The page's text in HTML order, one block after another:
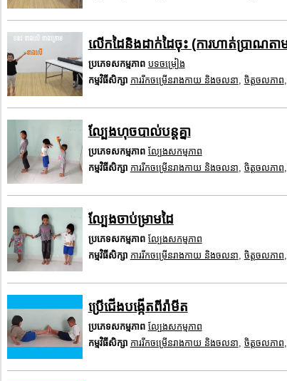
លើកដៃនិងដាក់ដៃចុះ (ការហាត់ប្រាណតាម
ប្រភេទសកម្មភាព បទចម្រៀង
កម្មវិធីសិក្សា ការរីកចម្រើនរាងកាយ និងចលនា ចិត្តចលភាព
ល្បែងហុចបាល់បន្តគ្នា
ប្រភេទសកម្មភាព ល្បែងសកម្មភាព
កម្មវិធីសិក្សា ការរីកចម្រើនរាងកាយ និងចលនា ចិត្តចលភាព
ល្បែងចាប់ម្រាមដៃ
ប្រភេទសកម្មភាព ល្បែងសកម្មភាព
កម្មវិធីសិក្សា ការរីកចម្រើនរាងកាយ និងចលនា ចិត្តចលភាព
ប្រើជើងបង្កើតពីរ៉ាមីត
ប្រភេទសកម្មភាព ល្បែងសកម្មភាព
កម្មវិធីសិក្សា ការរីកចម្រើនរាងកាយ និងចលនា ចិត្តចលភាព